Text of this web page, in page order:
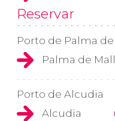
Reservar
Porto de Palma
Palma de
Porto de Alcudia
Alcudia